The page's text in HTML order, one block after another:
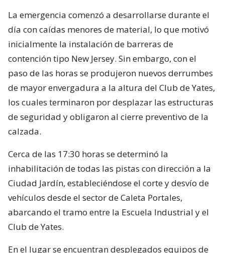
La emergencia comenzó a desarrollarse durante el
día con caídas menores de material, lo que motivó
inicialmente la instalación de barreras de
contención tipo New Jersey. Sin embargo, con el
paso de las horas se produjeron nuevos derrumbes
de mayor envergadura a la altura del Club de Yates,
los cuales terminaron por desplazar las estructuras
de seguridad y obligaron al cierre preventivo de la
calzada.
Cerca de las 17:30 horas se determinó la
inhabilitación de todas las pistas con dirección a la
Ciudad Jardín, estableciéndose el corte y desvío de
vehículos desde el sector de Caleta Portales,
abarcando el tramo entre la Escuela Industrial y el
Club de Yates.
En el lugar se encuentran desplegados equipos de